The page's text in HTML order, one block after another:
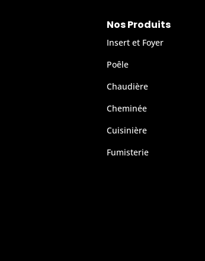
Nos Produits
Insert et Foyer
Poêle
Chaudière
Cheminée
Cuisinière
Fumisterie